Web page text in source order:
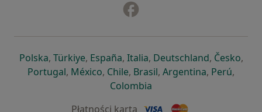
Polskaotwiera się w nowej karcie
, Türkiyeotwiera się w nowej karcie
, Españaotwiera się w nowej karcie
, Italiaotwiera się w nowej
, Deutschlandotwiera się
, Česko,
Portugalotwiera się w nowej karcie
, Méxicootwiera się w nowej karcie
, Chileotwiera się w nowej karcie
, Brasilotwiera się w nowej
, Argentinaotwiera się
, Perú,
Colombia
Płatności kartą